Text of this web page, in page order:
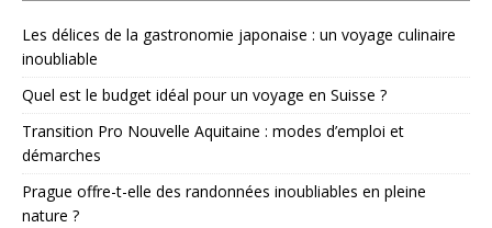
Les délices de la gastronomie japonaise : un voyage culinaire
inoubliable
Quel est le budget idéal pour un voyage en Suisse ?
Transition Pro Nouvelle Aquitaine : modes d’emploi et
démarches
Prague offre-t-elle des randonnées inoubliables en pleine
nature ?